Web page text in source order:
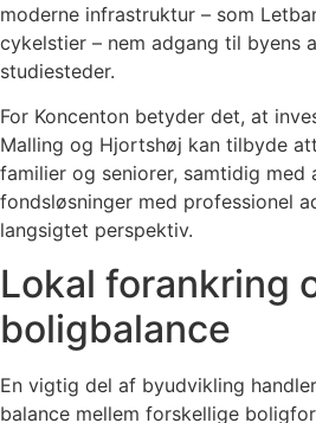
moderne infrastruktur – som
cykelstier – nem adgang til byens
studiesteder.
For Koncenton betyder det, at
Malling og Hjortshøj kan tilbyde
familier og seniorer, samtidig med
fondsløsninger med professionel
langsigtet perspektiv.
Lokal forankring
boligbalance
En vigtig del af byudvikling
balance mellem forskellige